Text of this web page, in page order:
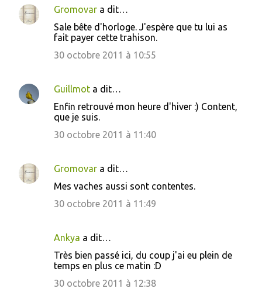
Gromovar a dit…
Sale bête d'horloge. J'espère que tu lui as
fait payer cette trahison.
30 octobre 2011 à 10:55
Guillmot a dit…
Enfin retrouvé mon heure d'hiver :) Content,
que je suis.
30 octobre 2011 à 11:40
Gromovar a dit…
Mes vaches aussi sont contentes.
30 octobre 2011 à 11:49
Ankya a dit…
Très bien passé ici, du coup j'ai eu plein de
temps en plus ce matin :D
30 octobre 2011 à 12:38